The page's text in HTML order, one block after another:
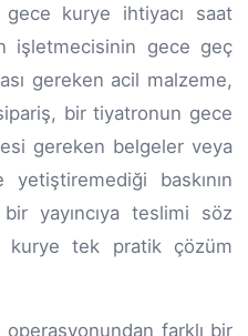
kurye ihtiyacı saat
işletmecisinin gece geç
gereken acil malzeme,
bir tiyatronun gece
gereken belgeler veya
baskının
yayıncıya teslimi söz
kurye tek pratik çözüm
farklı bir